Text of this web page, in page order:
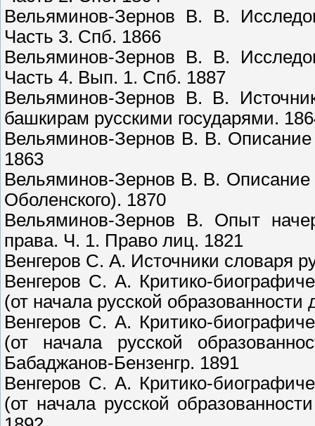
Вельяминов-Зернов В. В.
Часть 3. Спб. 1866
Вельяминов-Зернов В. В.
Часть 4. Вып. 1. Спб. 1887
Вельяминов-Зернов В. В.
башкирам русскими государями.
Вельяминов-Зернов В. В. Описание
1863
Вельяминов-Зернов В. В.
Оболенского). 1870
Вельяминов-Зернов В. Опыт
права. Ч. 1. Право лиц. 1821
Венгеров С. А. Источники словаря
Венгеров С. А. Критико-
(от начала русской
Венгеров С. А. Критико-
(от начала русской
Бабаджанов-Бензенгр. 1891
Венгеров С. А. Критико-
(от начала русской